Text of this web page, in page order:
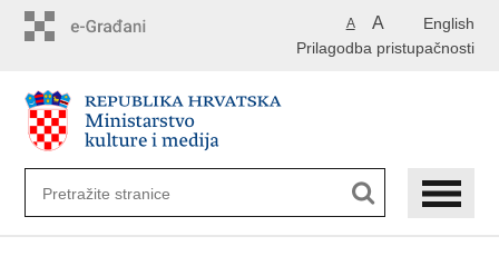
English
A A
Prilagodba pristupačnosti